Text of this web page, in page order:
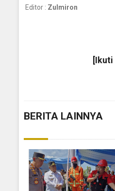
Editor : Zulmiron
[Ikuti
BERITA LAINNYA